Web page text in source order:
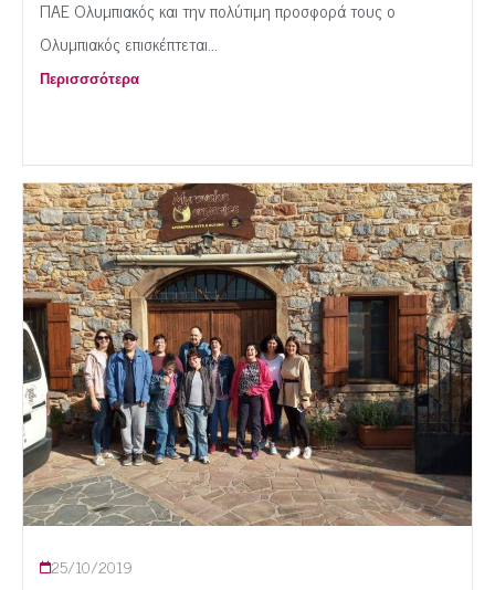
ΠΑΕ Ολυμπιακός και την πολύτιμη προσφορά τους ο
Ολυμπιακός επισκέπτεται...
Περισσσότερα
25/10/2019